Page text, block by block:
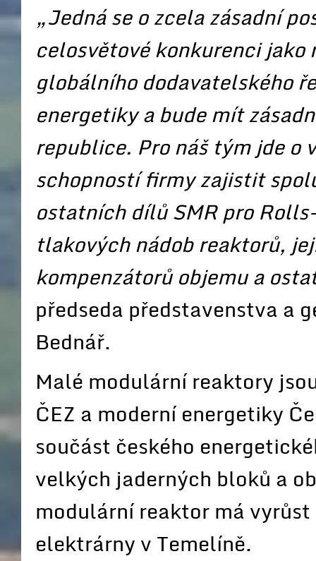
„Jedná se o zcela zásadní
celosvětové konkurenci jako
globálního dodavatelského
energetiky a bude mít
republice. Pro náš tým jde
schopností firmy zajistit
ostatních dílů SMR pro
tlakových nádob reaktorů,
kompenzátorů objemu a
předseda představenstva a
Bednář.
Malé modulární reaktory
ČEZ a moderní energetiky
součást českého
velkých jaderných bloků a
modulární reaktor má
elektrárny v Temelíně.